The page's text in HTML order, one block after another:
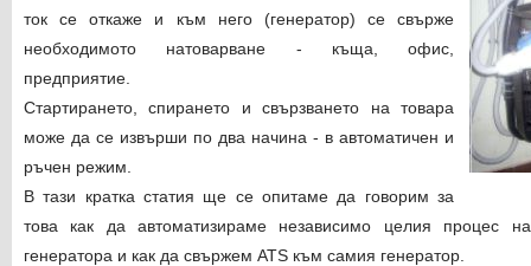
ток се откаже и към него (генератор) се свърже
необходимото натоварване - къща, офис,
предприятие.
Стартирането, спирането и свързването на товара
може да се извърши по два начина - в автоматичен и
ръчен режим.
В тази кратка статия ще се опитаме да говорим за
това как да автоматизираме независимо целия процес
генератора и как да свържем ATS към самия генератор.